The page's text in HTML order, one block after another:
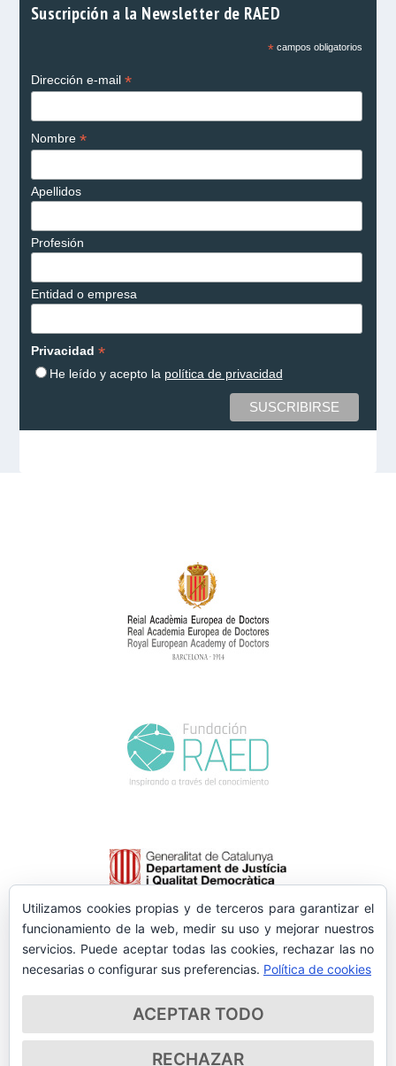
Suscripción a la Newsletter de RAED
*campos obligatorios
Dirección e-mail *
Nombre *
Apellidos
Profesión
Entidad o empresa
Privacidad *
He leído y acepto la política de privacidad
Utilizamos cookies propias y de terceros para garantizar el
funcionamiento de la web, medir su uso y mejorar nuestros
servicios. Puede aceptar todas las cookies, rechazar las no
necesarias o configurar sus preferencias. Política de cookies
ACEPTAR TODO
RECHAZAR